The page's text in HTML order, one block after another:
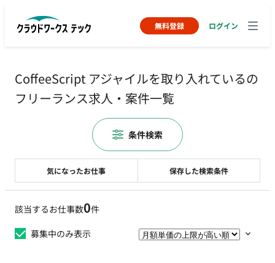
無料登録 ログイン
CoffeeScript アジャイルを取り入れているの
フリーランス求人・案件一覧
該当するお仕事数0件
募集中のみ表示
気になったお仕事 保存した検索条件
条件検索